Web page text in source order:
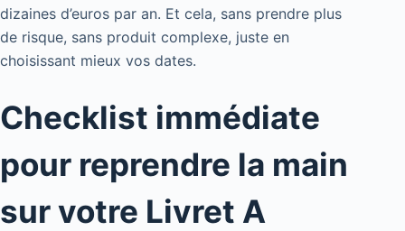
dizaines d’euros par an. Et cela, sans prendre plus
de risque, sans produit complexe, juste en
choisissant mieux vos dates.
Checklist immédiate
pour reprendre la main
sur votre Livret A